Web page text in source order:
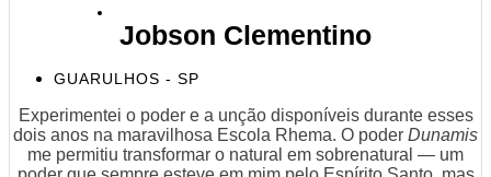
Jobson Clementino
GUARULHOS - SP
Experimentei o poder e a unção disponíveis durante esses
dois anos na maravilhosa Escola Rhema. O poder Dunamis
me permitiu transformar o natural em sobrenatural — um